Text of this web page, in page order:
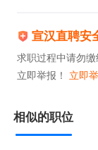
请仔细阅读岗
工作地点：宣
宣汉直聘安
求职过程中请勿
立即举报！ 立即
相似的职位